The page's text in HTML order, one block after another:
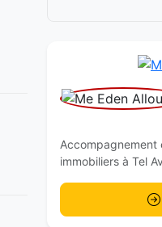
immobiliers à Tel